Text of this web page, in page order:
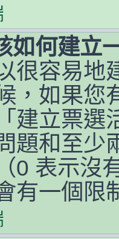
如何建立
很容易地
，如果您
建立票選
題和至少
0 表示沒
有一個限